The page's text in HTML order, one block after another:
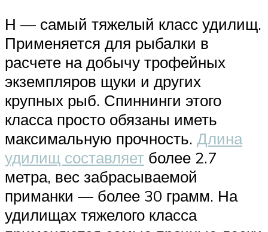
Н — самый тяжелый класс удилищ.
Применяется для рыбалки в
расчете на добычу трофейных
экземпляров щуки и других
крупных рыб. Спиннинги этого
класса просто обязаны иметь
максимальную прочность. Длина
удилищ составляет более 2.7
метра, вес забрасываемой
приманки — более 30 грамм. На
удилищах тяжелого класса